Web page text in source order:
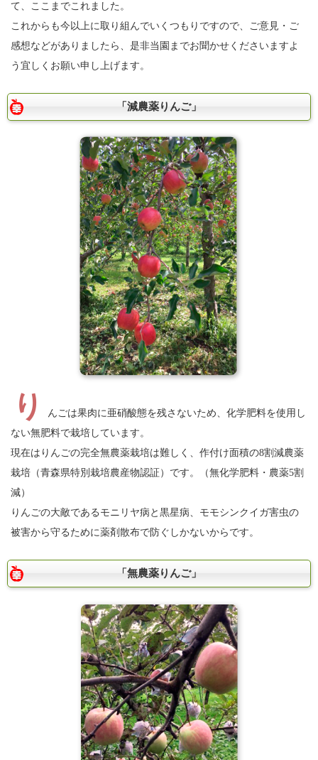
て、ここまでこれました。
これからも今以上に取り組んでいくつもりですので、ご意見・ご
感想などがありましたら、是非当園までお聞かせくださいますよ
う宜しくお願い申し上げます。
「減農薬りんご」
り
んごは果肉に亜硝酸態を残さないため、化学肥料を使用し
ない無肥料で栽培しています。
現在はりんごの完全無農薬栽培は難しく、作付け面積の8割減農薬
栽培（青森県特別栽培農産物認証）です。（無化学肥料・農薬5割
減）
りんごの大敵であるモニリヤ病と黒星病、モモシンクイガ害虫の
被害から守るために薬剤散布で防ぐしかないからです。
「無農薬りんご」